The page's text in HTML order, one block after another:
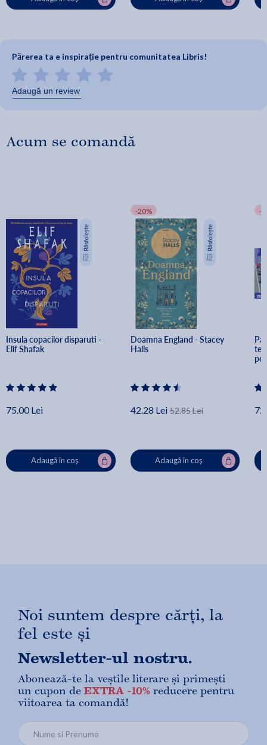
Părerea ta e inspirație pentru comunitatea Libris!
Adaugă un review
Acum se comandă
Insula copacilor disparuti -
Elif Shafak
75.00 Lei
Adaugă în coș
-20%
Doamna England - Stacey
Halls
42.28 Lei 52.85 Lei
Adaugă în coș
-
Noi suntem despre cărți, la
fel este și
Newsletter-ul nostru.
Abonează-te la veștile literare și primești
un cupon de EXTRA -10% reducere pentru
viitoarea ta comandă!